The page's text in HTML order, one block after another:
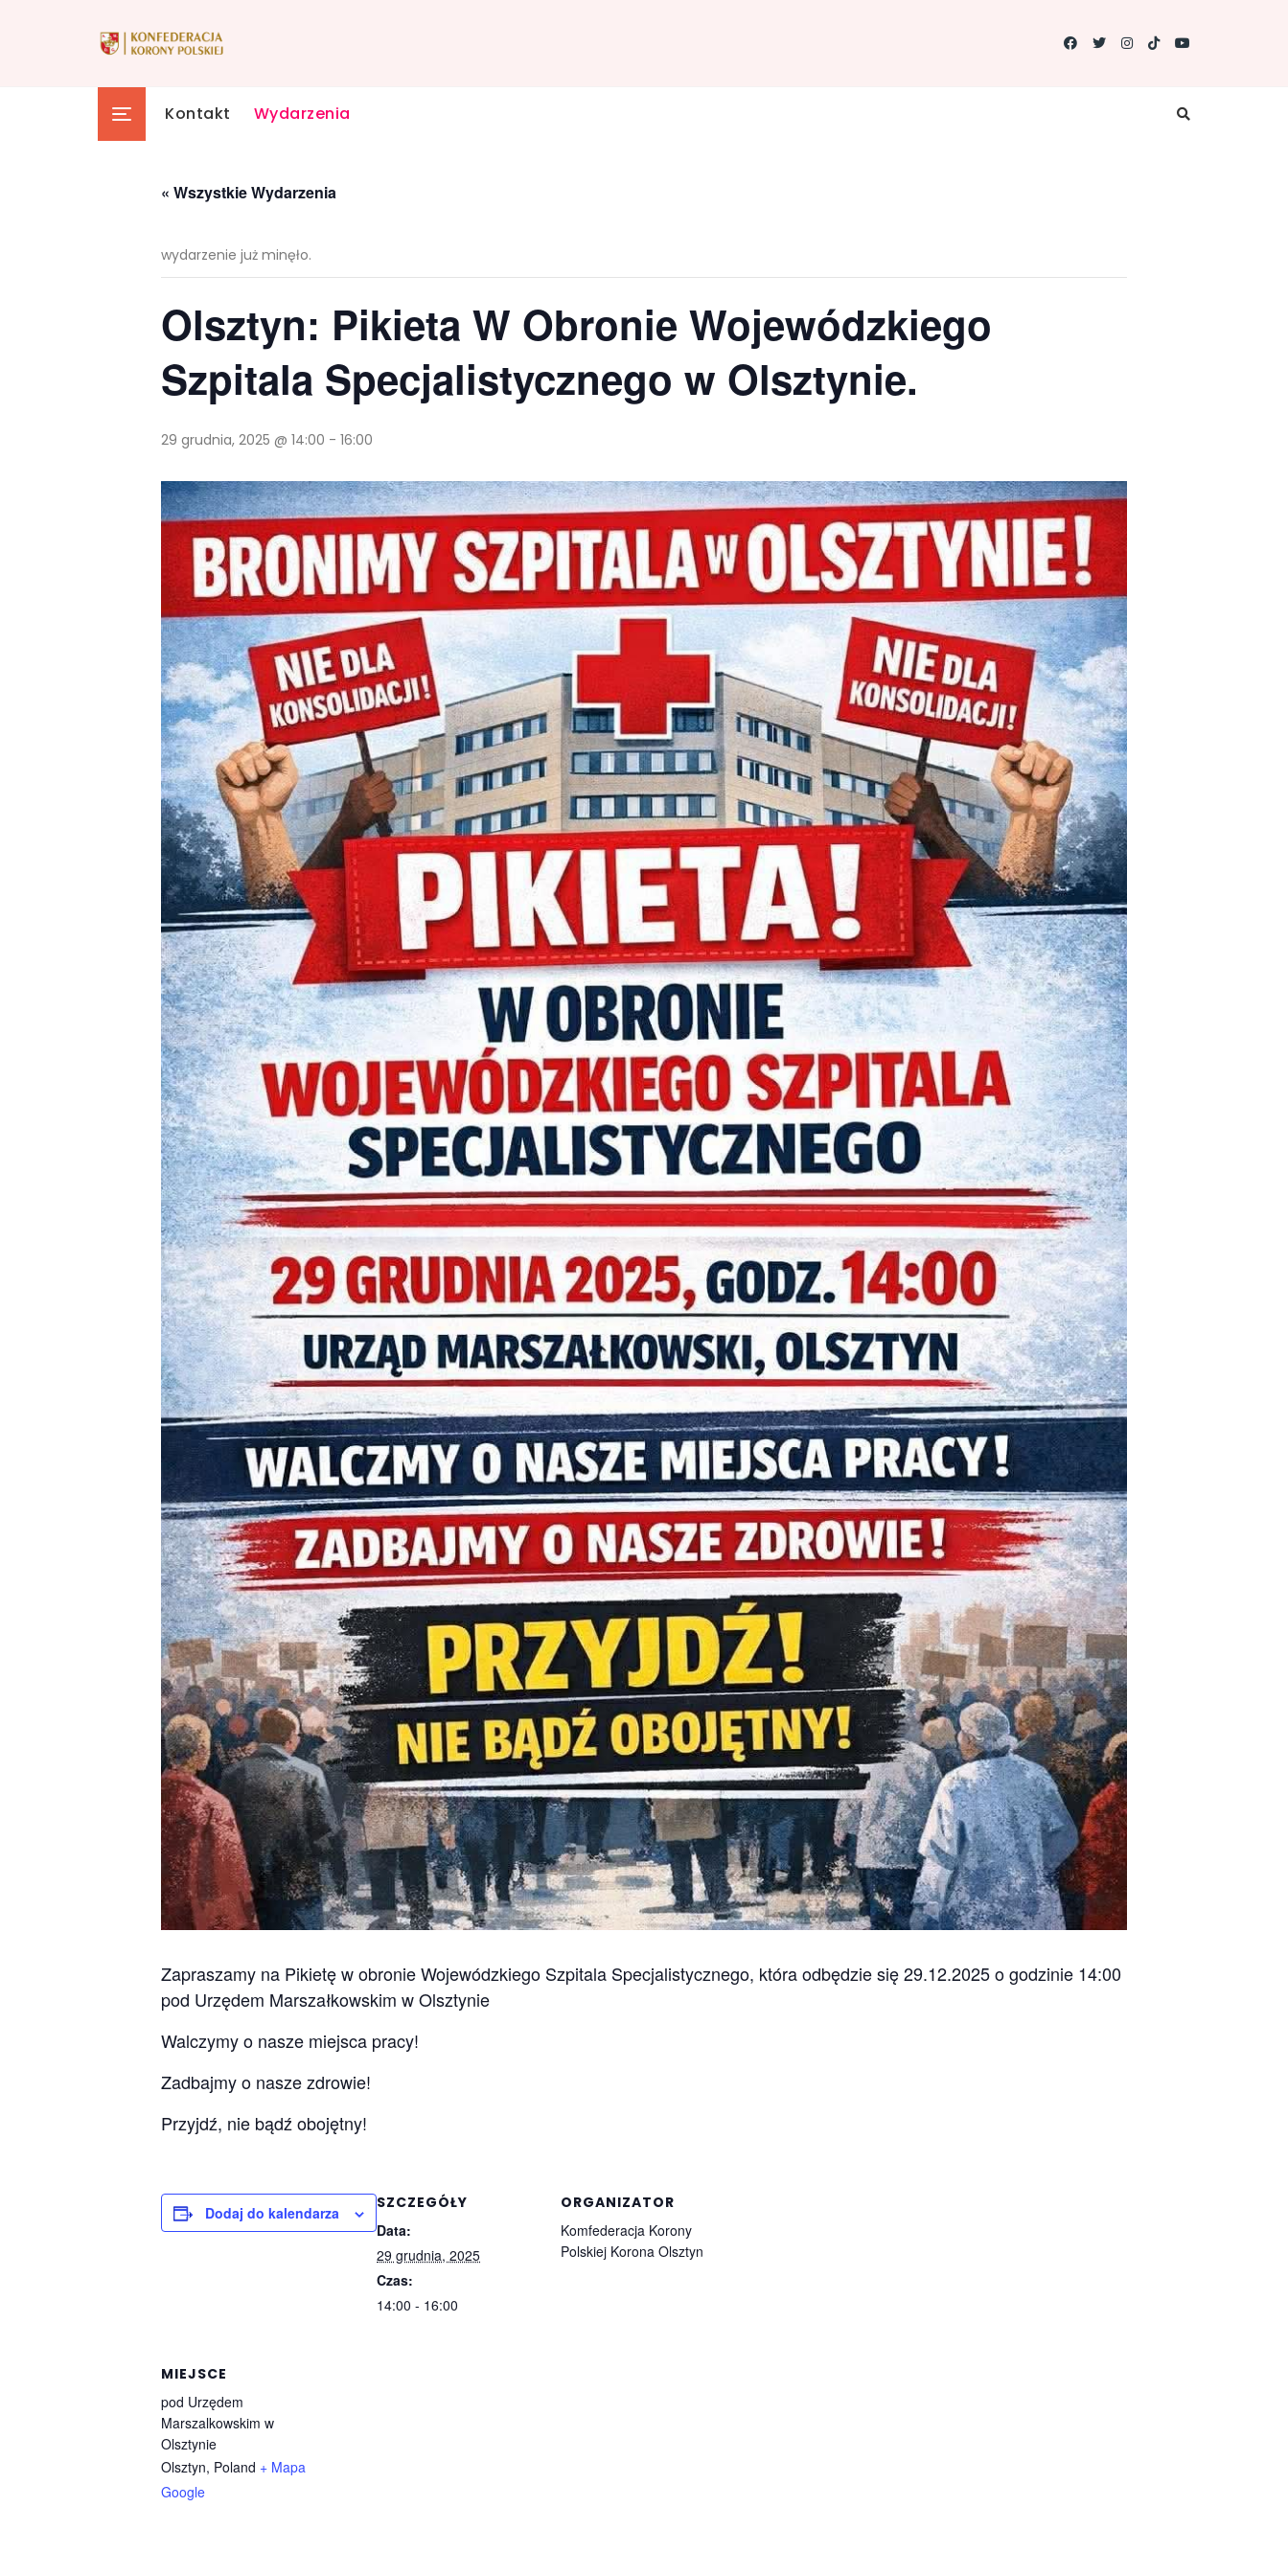
Kontakt Wydarzenia
« Wszystkie Wydarzenia
wydarzenie już minęło.
Olsztyn: Pikieta W Obronie Wojewódzkiego
Szpitala Specjalistycznego w Olsztynie.
29 grudnia, 2025 @ 14:00 - 16:00
Zapraszamy na Pikietę w obronie Wojewódzkiego Szpitala Specjalistycznego, która odbędzie się 29.12.2025 o godzinie 14:00
pod Urzędem Marszałkowskim w Olsztynie
Walczymy o nasze miejsca pracy!
Zadbajmy o nasze zdrowie!
Przyjdź, nie bądź obojętny!
Dodaj do kalendarza
SZCZEGÓŁY
Data:
29 grudnia, 2025
Czas:
14:00 - 16:00
ORGANIZATOR
Komfederacja Korony
Polskiej Korona Olsztyn
MIEJSCE
pod Urzędem
Marszalkowskim w
Olsztynie
Olsztyn, Poland + Mapa
Google